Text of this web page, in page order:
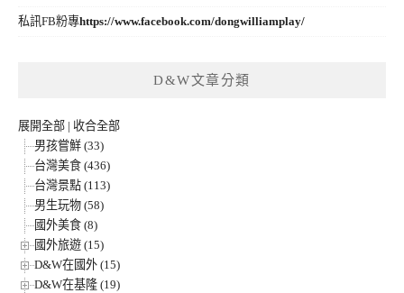
私訊FB粉專https://www.facebook.com/dongwilliamplay/
D&W文章分類
展開全部 | 收合全部
男孩嘗鮮 (33)
台灣美食 (436)
台灣景點 (113)
男生玩物 (58)
國外美食 (8)
國外旅遊 (15)
D&W在國外 (15)
D&W在基隆 (19)